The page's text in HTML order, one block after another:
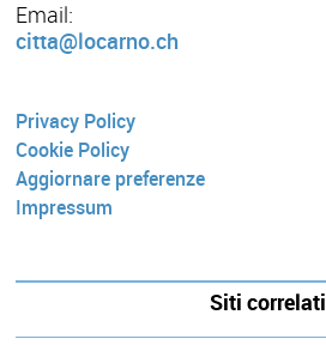
Email:
citta@locarno.ch
Privacy Policy
Cookie Policy
Aggiornare preferenze
Impressum
Siti correlati